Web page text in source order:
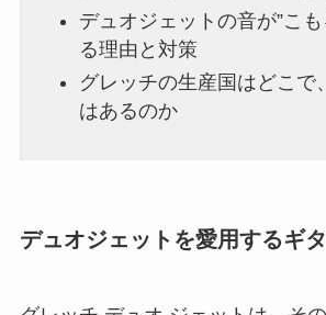
デュオジェットの音が”こ
る理由と対策
グレッチの生産国はどこで
はあるのか
デュオジェットを愛用するギ